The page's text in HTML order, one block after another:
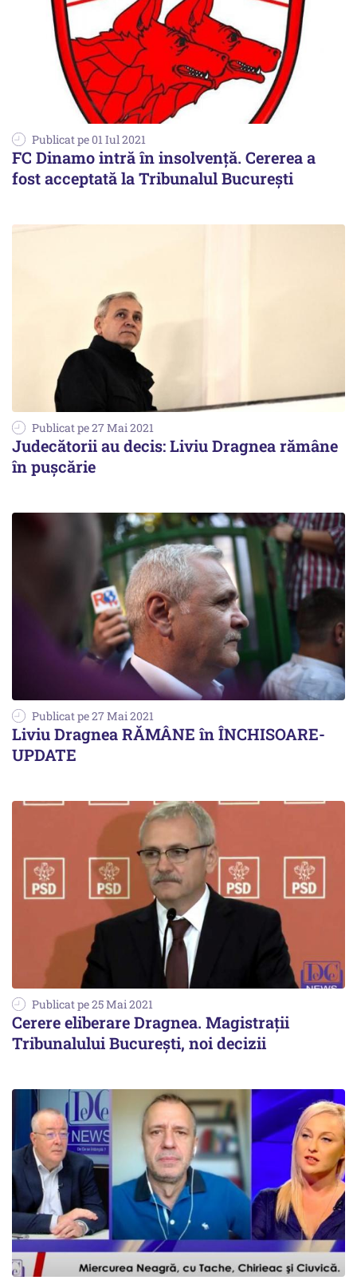
Publicat pe 01 Iul 2021
FC Dinamo intră în insolvență. Cererea a
fost acceptată la Tribunalul Bucureşti
Publicat pe 27 Mai 2021
Judecătorii au decis: Liviu Dragnea rămâne
în pușcărie
Publicat pe 27 Mai 2021
Liviu Dragnea RĂMÂNE în ÎNCHISOARE-
UPDATE
Publicat pe 25 Mai 2021
Cerere eliberare Dragnea. Magistrații
Tribunalului București, noi decizii